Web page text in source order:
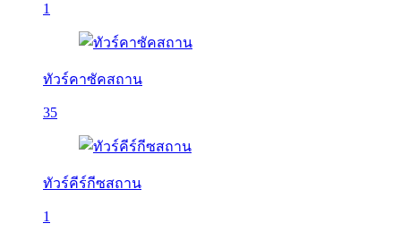
1
ทัวร์คาซัคสถาน
35
ทัวร์คีร์กีซสถาน
1